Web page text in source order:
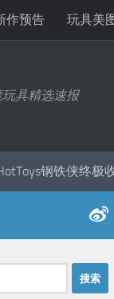
作预告 玩具美
玩具精选速报
钢铁侠终极